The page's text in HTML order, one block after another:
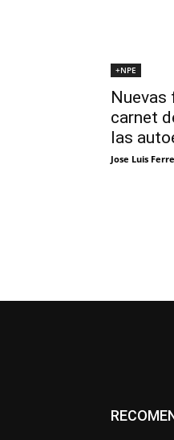
+NPE
Nuevas
carnet
las
Jose Luis